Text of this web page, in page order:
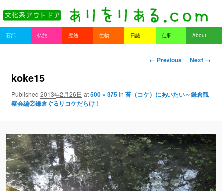
Main menu
Skip to primary content
Skip to secondary content
石部 仏旅 歴勉 生物 日誌 仕事 About
Image navigation
← Previous Next →
koke15
Published 2013年2月26日 at500 × 375in 苔（コケ）にあいたい～鎌倉観
察会編②鎌倉ぐるりコケだらけ！